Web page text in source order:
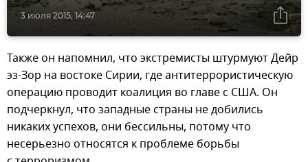
3 июля 2015, 14:47
Также он напомнил, что экстремисты штурмуют Дейр
эз-Зор на востоке Сирии, где антитеррористическую
операцию проводит коалиция во главе с США. Он
подчеркнул, что западные страны не добились
никаких успехов, они бессильны, потому что
несерьезно относятся к проблеме борьбы